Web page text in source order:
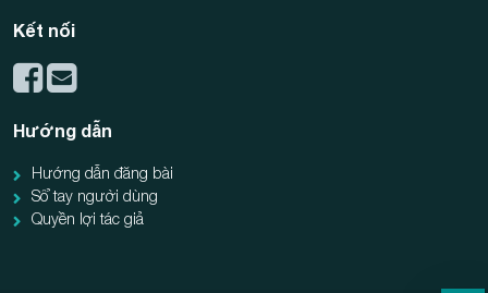
Kết nối
Hướng dẫn
Hướng dẫn đăng bài
Sổ tay người dùng
Quyền lợi tác giả